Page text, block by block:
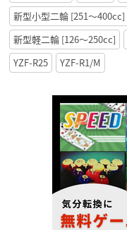
新型小型二輪 [251〜400cc]
新型軽二輪 [126〜250cc]
YZF-R25
YZF-R1/M